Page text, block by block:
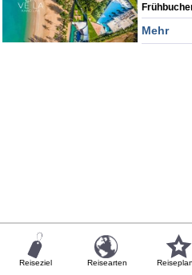
Mehr
Reiseziel Reisearten